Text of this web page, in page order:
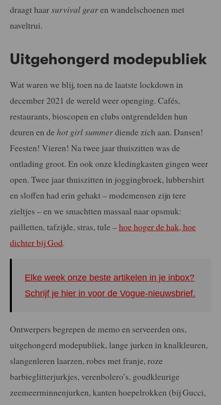
draagt haarsurvival gearen wandelschoenen met
naveltrui.
Uitgehongerd modepubliek
Wat waren we blij, toen na de laatste lockdown in
december 2021 de wereld weer openging. Cafés,
restaurants, bioscopen en clubs ontgrendelden hun
deuren en de hot girl summerdiende zich aan. Dansen!
Feesten! Vieren! Na twee jaar thuiszitten was de
ontlading groot. En ook onze kledingkasten gingen weer
open. Twee jaar thuiszitten in joggingbroek, lubbershirt
en sloffen had erin gehakt – modemensen zijn tere
zieltjes – en we smachtten massaal naar opsmuk:
pailletten, tafzijde, stras, tule –hoe hoger de hak, hoe
dichter bij God.
Elke week onze beste artikelen in je inbox?
Schrijf je hier in voor de Vogue-nieuwsbrief.
Ontwerpers begrepen de memo en serveerden ons,
uitgehongerd modepubliek, lange jurken in knalkleuren,
slangenleren laarzen, robes met franje, roze
barbieglitterjurkjes, verenbolero’s, goudkleurige
zeemeerminnenjurken, kanten hoepelrokken (bij Gucci,